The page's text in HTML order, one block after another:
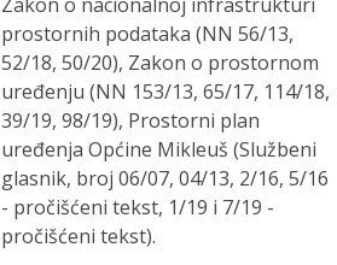
prostornih podataka (NN 56/13,
52/18, 50/20), Zakon o prostornom
uređenju (NN 153/13, 65/17, 114/18,
39/19, 98/19), Prostorni plan
uređenja Općine Mikleuš (Službeni
glasnik, broj 06/07, 04/13, 2/16, 5/16
- pročišćeni tekst, 1/19 i 7/19 -
pročišćeni tekst).